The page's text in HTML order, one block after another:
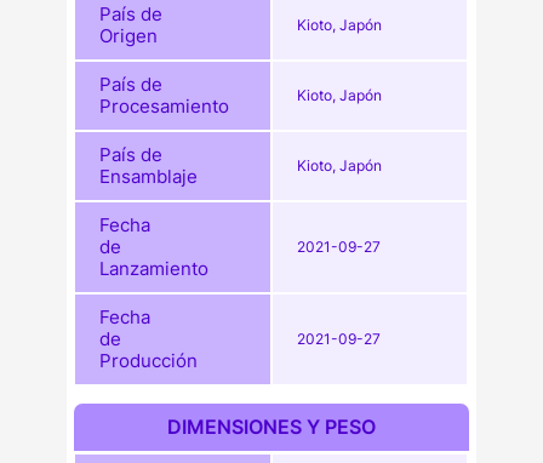
País de
Origen
Kioto, Japón
País de
Procesamiento
Kioto, Japón
País de
Ensamblaje
Kioto, Japón
Fecha
de
Lanzamiento
2021-09-27
Fecha
de
Producción
2021-09-27
DIMENSIONES Y PESO